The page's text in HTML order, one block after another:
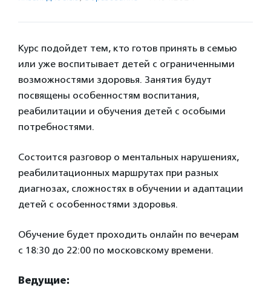
Курс подойдет тем, кто готов принять в семью
или уже воспитывает детей с ограниченными
возможностями здоровья. Занятия будут
посвящены особенностям воспитания,
реабилитации и обучения детей с особыми
потребностями.
Состоится разговор о ментальных нарушениях,
реабилитационных маршрутах при разных
диагнозах, сложностях в обучении и адаптации
детей с особенностями здоровья.
Обучение будет проходить онлайн по вечерам
с 18:30 до 22:00 по московскому времени.
Ведущие: